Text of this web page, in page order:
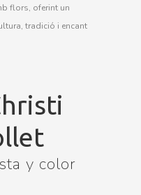
flors, oferint un
tradició i encant
y color